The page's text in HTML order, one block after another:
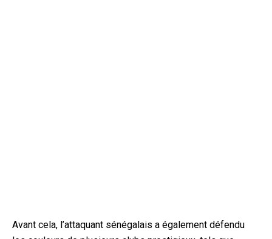
Avant cela, l’attaquant sénégalais a également défendu